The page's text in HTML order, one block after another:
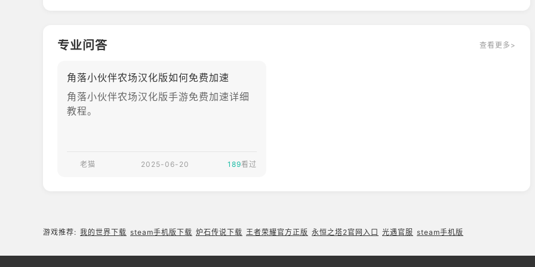
专业问答 查看更多>
角落小伙伴农场汉化版如何免费加速
角落小伙伴农场汉化版手游免费加速详细
教程。
老猫 2025-06-20 189看过
游戏推荐: 我的世界下载 steam手机版下载 炉石传说下载 王者荣耀官方正版 永恒之塔2官网入口 光遇官服 steam手机版